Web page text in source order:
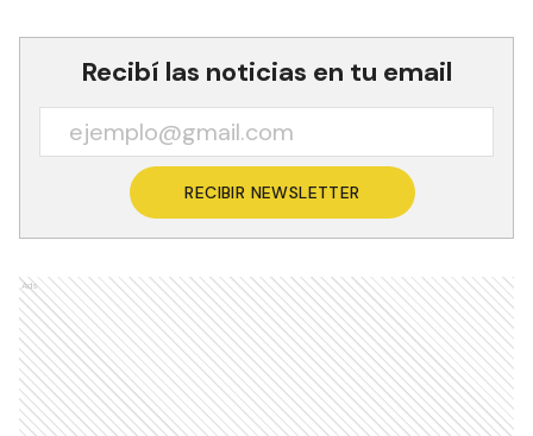
Recibí las noticias en tu email
RECIBIR NEWSLETTER
Ads